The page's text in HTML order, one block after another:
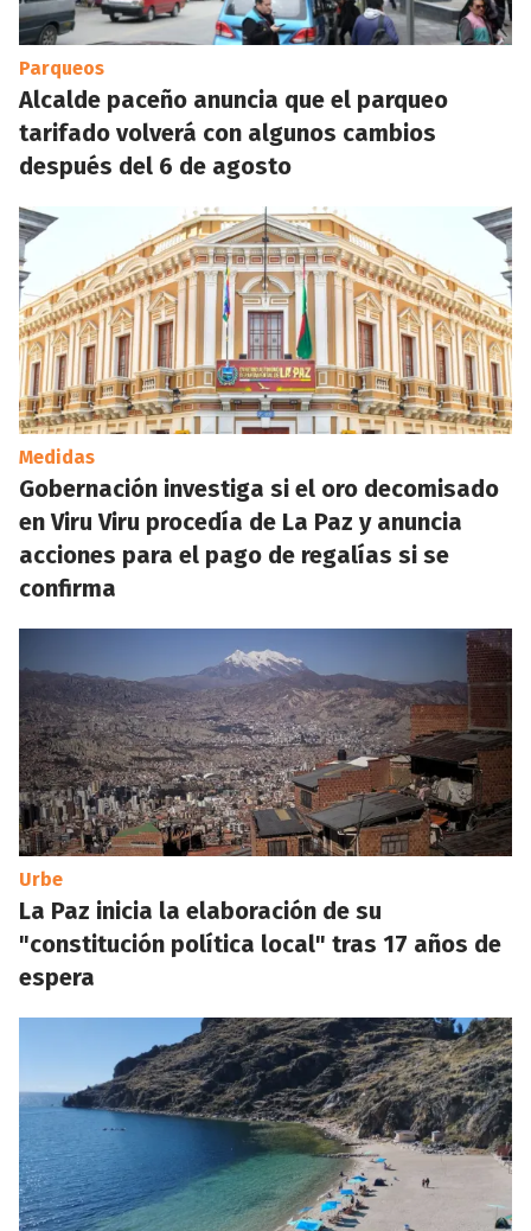
Parqueos
Alcalde paceño anuncia que el parqueo
tarifado volverá con algunos cambios
después del 6 de agosto
Medidas
Gobernación investiga si el oro decomisado
en Viru Viru procedía de La Paz y anuncia
acciones para el pago de regalías si se
confirma
Urbe
La Paz inicia la elaboración de su
"constitución política local" tras 17 años de
espera